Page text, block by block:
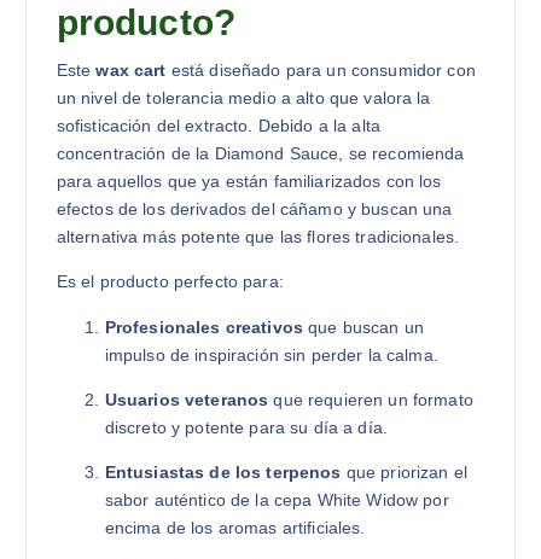
producto?
Estewax cart está diseñado para un consumidor con
un nivel de tolerancia medio a alto que valora la
sofisticación del extracto. Debido a la alta
concentración de la Diamond Sauce, se recomienda
para aquellos que ya están familiarizados con los
efectos de los derivados del cáñamo y buscan una
alternativa más potente que las flores tradicionales.
Es el producto perfecto para:
Profesionales creativos que buscan un
impulso de inspiración sin perder la calma.
Usuarios veteranos que requieren un formato
discreto y potente para su día a día.
Entusiastas de los terpenos que priorizan el
sabor auténtico de la cepa White Widow por
encima de los aromas artificiales.